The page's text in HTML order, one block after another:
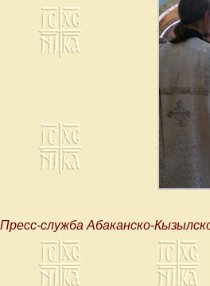
Пресс-служба Абаканско-